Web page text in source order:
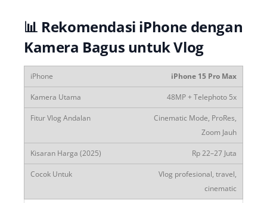
📊 Rekomendasi iPhone dengan
Kamera Bagus untuk Vlog
iPhone 15 Pro Max
48MP + Telephoto 5x
Cinematic Mode, ProRes,
Zoom Jauh
Rp 22–27 Juta
Vlog profesional, travel,
cinematic